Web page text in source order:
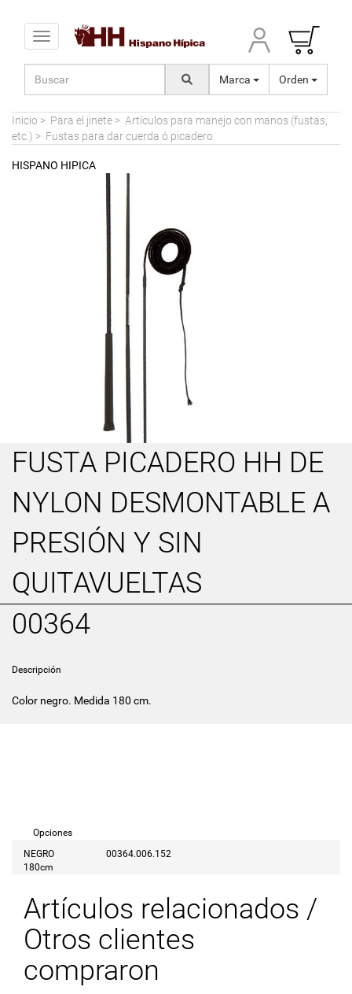
Toggle navigation
Marca Orden
Inicio > Para el jinete > Artículos para manejo con manos (fustas,
etc.) > Fustas para dar cuerda ó picadero
HISPANO HIPICA
FUSTA PICADERO HH DE
NYLON DESMONTABLE A
PRESIÓN Y SIN
QUITAVUELTAS
00364
Descripción
Color negro. Medida 180 cm.
Opciones
NEGRO
180cm
00364.006.152
Artículos relacionados /
Otros clientes
compraron